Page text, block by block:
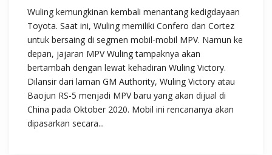
Wuling kemungkinan kembali menantang kedigdayaan
Toyota. Saat ini, Wuling memiliki Confero dan Cortez
untuk bersaing di segmen mobil-mobil MPV. Namun ke
depan, jajaran MPV Wuling tampaknya akan
bertambah dengan lewat kehadiran Wuling Victory.
Dilansir dari laman GM Authority, Wuling Victory atau
Baojun RS-5 menjadi MPV baru yang akan dijual di
China pada Oktober 2020. Mobil ini rencananya akan
dipasarkan secara...